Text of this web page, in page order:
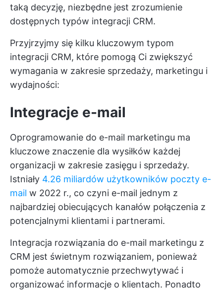
taką decyzję, niezbędne jest zrozumienie
dostępnych typów integracji CRM.
Przyjrzyjmy się kilku kluczowym typom
integracji CRM, które pomogą Ci zwiększyć
wymagania w zakresie sprzedaży, marketingu i
wydajności:
Integracje e-mail
Oprogramowanie do e-mail marketingu ma
kluczowe znaczenie dla wysiłków każdej
organizacji w zakresie zasięgu i sprzedaży.
Istniały 4.26 miliardów użytkowników poczty e-
mail w 2022 r., co czyni e-mail jednym z
najbardziej obiecujących kanałów połączenia z
potencjalnymi klientami i partnerami.
Integracja rozwiązania do e-mail marketingu z
CRM jest świetnym rozwiązaniem, ponieważ
pomoże automatycznie przechwytywać i
organizować informacje o klientach. Ponadto